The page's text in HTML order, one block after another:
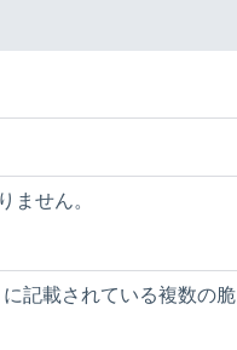
せん。
記載されている複数の脆